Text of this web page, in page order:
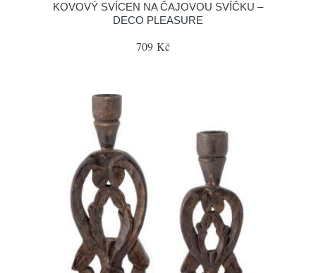
KOVOVÝ SVÍCEN NA ČAJOVOU SVÍČKU –
DECO PLEASURE
709 Kč